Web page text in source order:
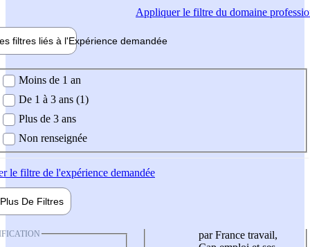
Appliquerle filtre du domaine
filtres liés à l'Expérience demandée
demandée
Moins de 1 an
De 1 à 3 ans (1)
Plus de 3 ans
Non renseignée
le filtre de l'expérience demandée
Plus De Filtres
par France travail,